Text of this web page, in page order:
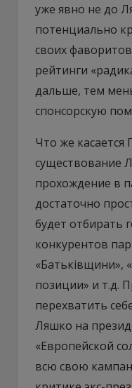
уже явно не до
потенциально
своих
рейтинги
дальше, тем
спонсорскую
Что же
существование
прохождение в
достаточно
будет отбирать
конкурентов
«Батьківщини»,
позиции» и т.д.
перехватить
Ляшко на
«Европейской
всю свою